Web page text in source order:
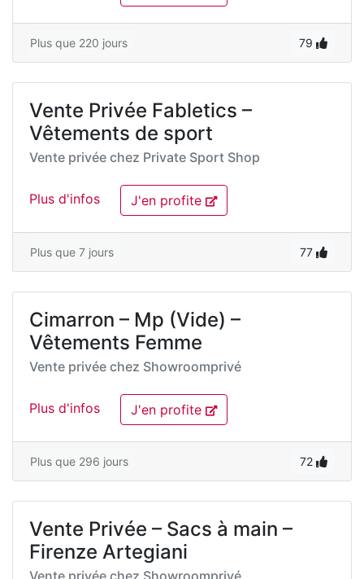
Plus que 220 jours 79
Vente Privée Fabletics –
Vêtements de sport
Vente privée chez Private Sport Shop
Plus d'infos J'en profite
Plus que 7 jours 77
Cimarron – Mp (Vide) –
Vêtements Femme
Vente privée chez Showroomprivé
Plus d'infos J'en profite
Plus que 296 jours 72
Vente Privée – Sacs à main –
Firenze Artegiani
Vente privée chez Showroomprivé